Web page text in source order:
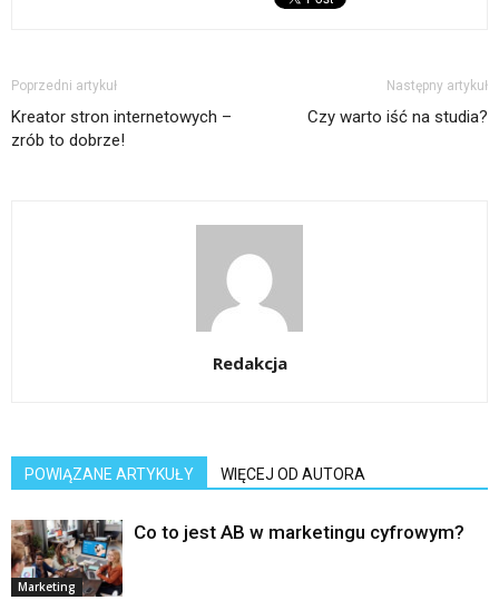
Poprzedni artykuł
Kreator stron internetowych –
zrób to dobrze!
Następny artykuł
Czy warto iść na studia?
Redakcja
POWIĄZANE ARTYKUŁY WIĘCEJ OD AUTORA
Marketing
Co to jest AB w marketingu cyfrowym?